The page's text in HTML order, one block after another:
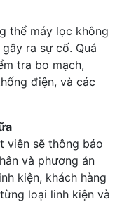
thể máy lọc không
ra sự cố. Quá
tra bo mạch,
điện, và các
viên sẽ thông báo
và phương án
kiện, khách hàng
loại linh kiện và